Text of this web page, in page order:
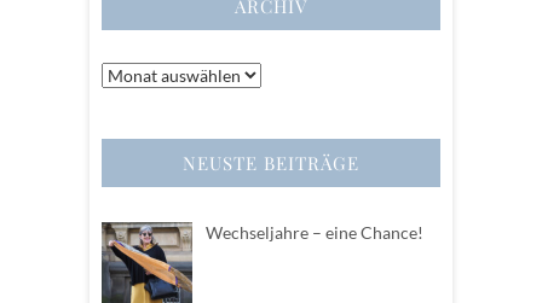
ARCHIV
Archiv
NEUSTE BEITRÄGE
Wechseljahre – eine Chance!